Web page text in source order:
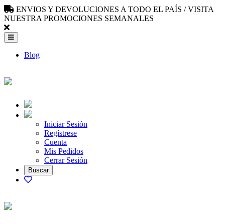
ENVIOS Y DEVOLUCIONES A TODO EL PAÍS / VISITA
NUESTRA PROMOCIONES SEMANALES
Blog
Iniciar Sesión
Regístrese
Cuenta
Mis Pedidos
Cerrar Sesión